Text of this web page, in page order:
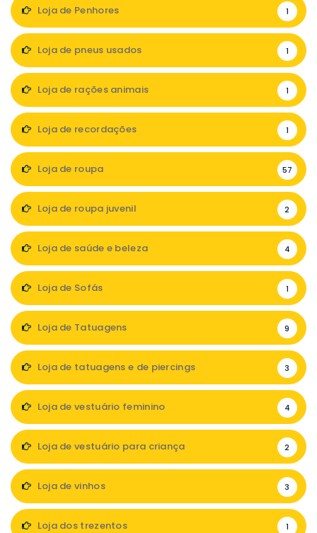
Loja de Penhores 1
Loja de pneus usados 1
Loja de rações animais 1
Loja de recordações 1
Loja de roupa 57
Loja de roupa juvenil 2
Loja de saúde e beleza 4
Loja de Sofás 1
Loja de Tatuagens 9
Loja de tatuagens e de piercings 3
Loja de vestuário feminino 4
Loja de vestuário para criança 2
Loja de vinhos 3
Loja dos trezentos 1